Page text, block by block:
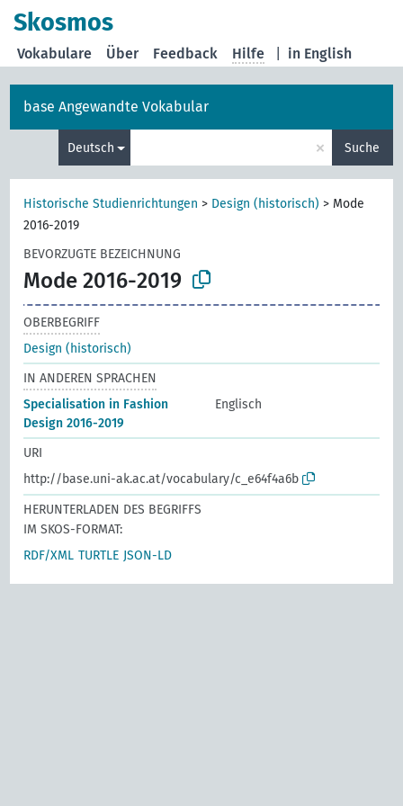
Skosmos
in English
Vokabulare Über Feedback Hilfe
base Angewandte Vokabular
Deutsch × Suche
Historische Studienrichtungen > Design (historisch) > Mode
2016-2019
BEVORZUGTE BEZEICHNUNG
Mode 2016-2019
OBERBEGRIFF
Design (historisch)
IN ANDEREN SPRACHEN
Specialisation in Fashion
Design 2016-2019
Englisch
URI
http://base.uni-ak.ac.at/vocabulary/c_e64f4a6b
HERUNTERLADEN DES BEGRIFFS
IM SKOS-FORMAT:
RDF/XML TURTLE JSON-LD